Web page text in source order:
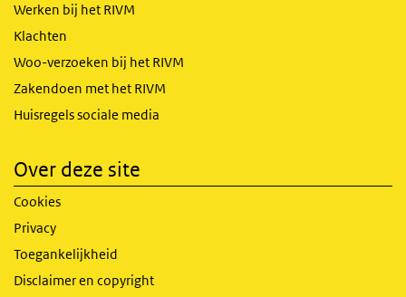
Werken bij het RIVM
Klachten
Woo-verzoeken bij het RIVM
Zakendoen met het RIVM
Huisregels sociale media
Over deze site
Cookies
Privacy
Toegankelijkheid
Disclaimer en copyright